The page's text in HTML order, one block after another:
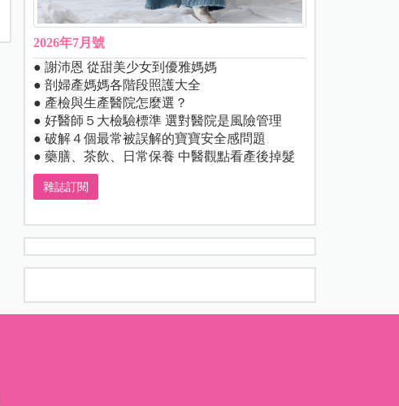
2026年7月號
● 謝沛恩 從甜美少女到優雅媽媽
● 剖婦產媽媽各階段照護大全
● 產檢與生產醫院怎麼選？
● 好醫師５大檢驗標準 選對醫院是風險管理
● 破解４個最常被誤解的寶寶安全感問題
● 藥膳、茶飲、日常保養 中醫觀點看產後掉髮
雜誌訂閱